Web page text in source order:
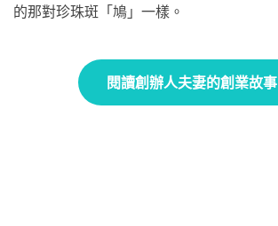
的那對珍珠斑「鳩」一樣。
閱讀創辦人夫妻的創業故事